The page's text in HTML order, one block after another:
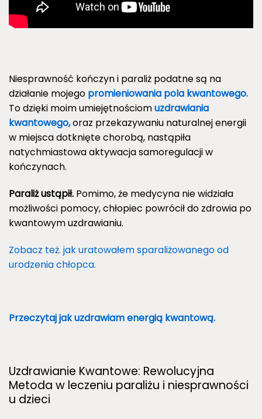
Niesprawność kończyn i paraliż podatne są na
działanie mojego promieniowania pola kwantowego.
To dzięki moim umiejętnościomuzdrawiania
kwantowego,oraz przekazywaniu naturalnej energii
w miejsca dotknięte chorobą, nastąpiła
natychmiastowa aktywacja samoregulacji w
kończynach.
Paraliż ustąpił. Pomimo, że medycyna nie widziała
możliwości pomocy, chłopiec powrócił do zdrowia po
kwantowym uzdrawianiu.
Zobacz też. jak uratowałem sparaliżowanego od
urodzenia chłopca.
Przeczytaj jak uzdrawiam energią kwantową.
Uzdrawianie Kwantowe: Rewolucyjna
Metoda w leczeniu paraliżu i niesprawności
u dzieci